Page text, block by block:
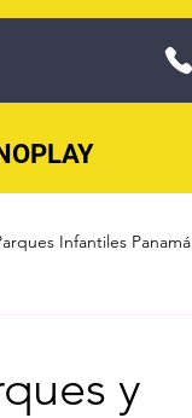
Infantiles Panamá
y